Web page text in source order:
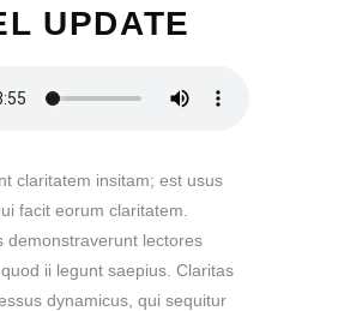
UPDATE
claritatem insitam; est usus
facit eorum claritatem.
demonstraverunt lectores
ii legunt saepius. Claritas
dynamicus, qui sequitur